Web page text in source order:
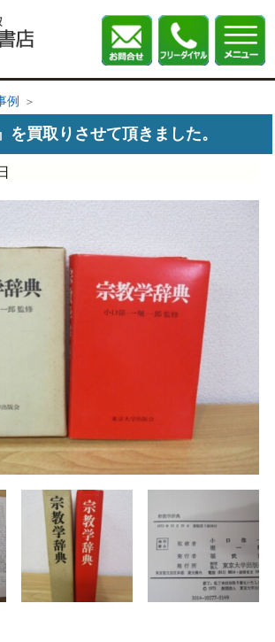
例
を買取りさせて頂きました。